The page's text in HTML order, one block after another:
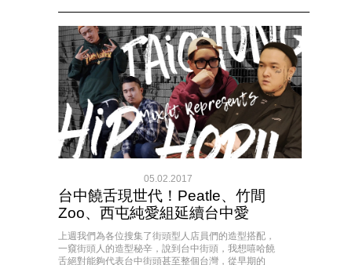
05.02.2017
台中饒舌現世代！Peatle、竹間
Zoo、西屯純愛組延續台中愛
上週我們為各位搜集了街頭型人店員們的造型搭配，
一窺街頭人的造型秘辛，說到台中街頭，我想嘻哈饒
舌絕對能夠代表台中街頭甚至整個台灣，從早期的